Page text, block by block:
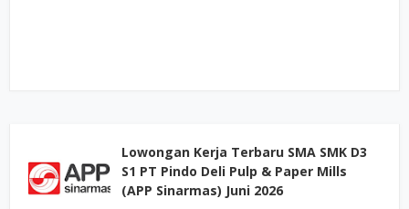
Lowongan Kerja Terbaru SMA SMK D3
S1 PT Pindo Deli Pulp & Paper Mills
(APP Sinarmas) Juni 2026